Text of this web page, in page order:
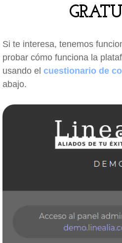
Si te interesa, tenemos
probar cómo funciona la
usando elcuestionario de
abajo.